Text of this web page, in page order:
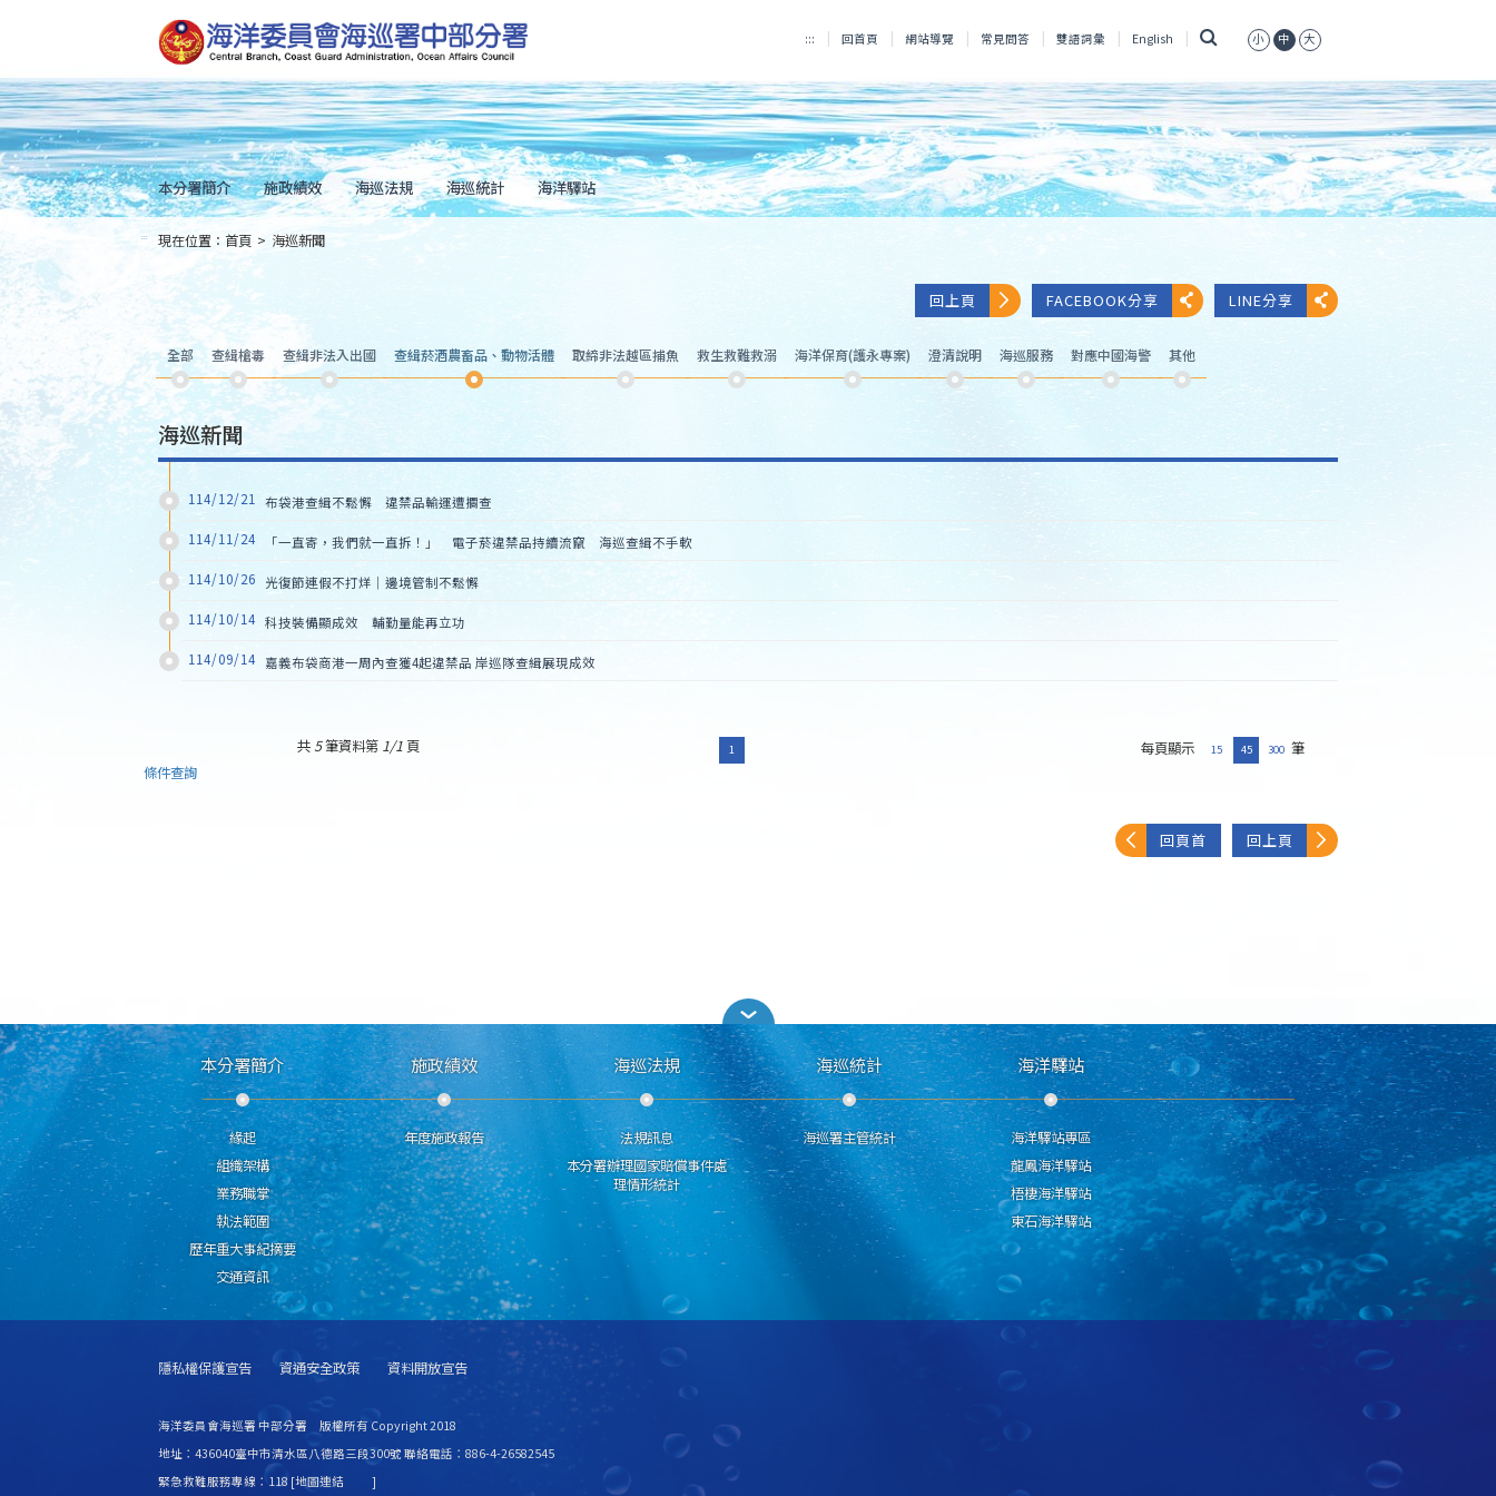
到
主
要
內
容
Skip
to
main
content
::: 回首頁 網站導覽 常見問答 雙語詞彙 English 小 中 大
本分署簡介 施政績效 海巡法規 海巡統計 海洋驛站
::: 現在位置： 首頁 > 海巡新聞
回上頁 FACEBOOK分享 LINE分享
全部 查緝槍毒 查緝非法入出國 查緝菸酒農畜品、動物活體 取締非法越區捕魚 救生救難救溺 海洋保育(護永專案) 澄清說明 海巡服務 對應中國海警 其他
海巡新聞
114/12/21 布袋港查緝不鬆懈　違禁品輸運遭攔查
114/11/24 「一直寄，我們就一直拆！」　電子菸違禁品持續流竄　海巡查緝不手軟
114/10/26 光復節連假不打烊｜邊境管制不鬆懈
114/10/14 科技裝備顯成效　輔勤量能再立功
114/09/14 嘉義布袋商港一周內查獲4起違禁品 岸巡隊查緝展現成效
共 5筆資料第 1/1 頁 1 每頁顯示 15 45 300 筆
條件查詢
回頁首 回上頁
本分署簡介
緣起
組織架構
業務職掌
執法範圍
歷年重大事紀摘要
交通資訊
施政績效
年度施政報告
海巡法規
法規訊息
本分署辦理國家賠償事件處
理情形統計
海巡統計
海巡署主管統計
海洋驛站
海洋驛站專區
龍鳳海洋驛站
梧棲海洋驛站
東石海洋驛站
隱私權保護宣告 資通安全政策 資料開放宣告
海洋委員會海巡署 中部分署 版權所有 Copyright 2018
地址：436040臺中市清水區八德路三段300號 聯絡電話：886-4-26582545
緊急救難服務專線：118 [地圖連結 ]